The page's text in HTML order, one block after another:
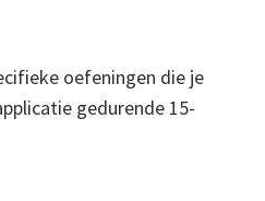
oefeningen die je
gedurende 15-